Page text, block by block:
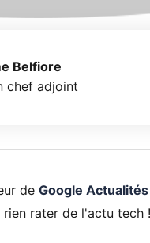
Belfiore
chef adjoint
de Google Actualités
rien rater de l'actu tech !